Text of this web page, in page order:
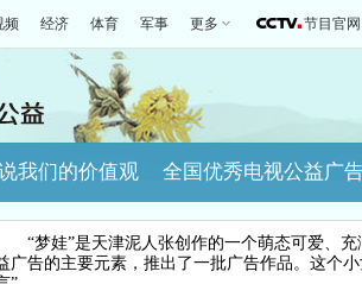
频 经济 体育 军事 更多 节目官网
我们的价值观 全国优秀电视公益广
“梦娃”是天津泥人张创作的一个萌态可爱、充
广告的主要元素，推出了一批广告作品。这个